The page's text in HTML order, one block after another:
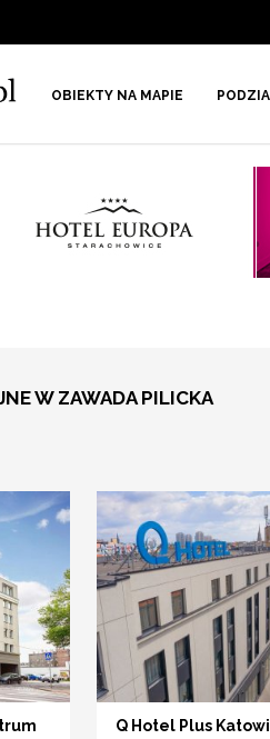
OBIEKTY NA MAPIE
W ZAWADA PILICKA
Q Hotel Plus